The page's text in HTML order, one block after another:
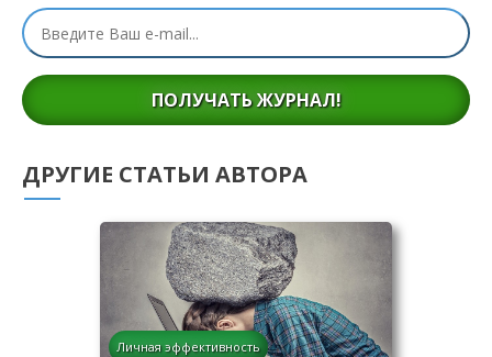
ПОЛУЧАТЬ ЖУРНАЛ!
ДРУГИЕ СТАТЬИ АВТОРА
Личная эффективность